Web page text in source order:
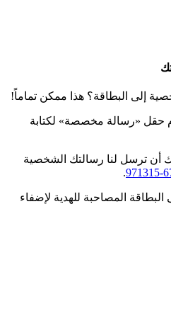
إلى البطاقة؟ هذا ممكن تماماً!
حقل «رسالة مخصصة» لكتابة
أن ترسل لنا رسالتك الشخصية
.
المصاحبة للهدية لإضفاء